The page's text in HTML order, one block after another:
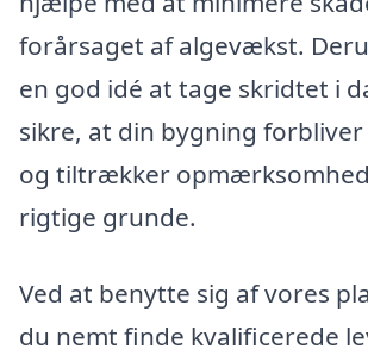
forårsaget af algevækst.
en god idé at tage skridtet i
sikre, at din bygning
og tiltrækker
rigtige grunde.
Ved at benytte sig af vores
du nemt finde kvalificerede